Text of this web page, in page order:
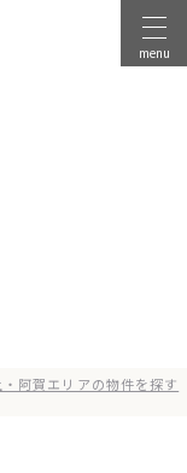
menu
阿賀エリアの物件を探す